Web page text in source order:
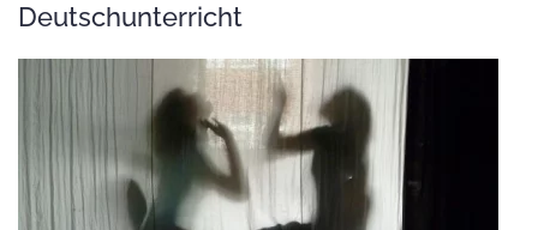
Deutschunterricht